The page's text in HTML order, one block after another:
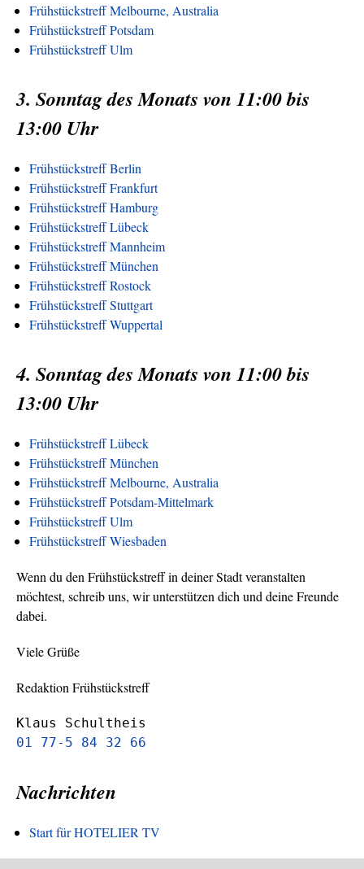
Frühstückstreff Melbourne, Australia
Frühstückstreff Potsdam
Frühstückstreff Ulm
3. Sonntag des Monats von 11:00 bis
13:00 Uhr
Frühstückstreff Berlin
Frühstückstreff Frankfurt
Frühstückstreff Hamburg
Frühstückstreff Lübeck
Frühstückstreff Mannheim
Frühstückstreff München
Frühstückstreff Rostock
Frühstückstreff Stuttgart
Frühstückstreff Wuppertal
4. Sonntag des Monats von 11:00 bis
13:00 Uhr
Frühstückstreff Lübeck
Frühstückstreff München
Frühstückstreff Melbourne, Australia
Frühstückstreff Potsdam-Mittelmark
Frühstückstreff Ulm
Frühstückstreff Wiesbaden
Wenn du den Frühstückstreff in deiner Stadt veranstalten
möchtest, schreib uns, wir unterstützen dich und deine Freunde
dabei.
Viele Grüße
Redaktion Frühstückstreff
Klaus Schultheis
01 77-5 84 32 66
Nachrichten
Start für HOTELIER TV